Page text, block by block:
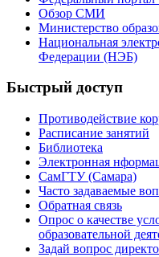
Обзор СМИ
Министерство
Национальная
Федерации (НЭБ)
Быстрый доступ
Противодействие
Расписание занятий
Библиотека
Электронная
СамГТУ (Самара)
Часто задаваемые
Обратная связь
Опрос о качестве
образовательной
Задай вопрос